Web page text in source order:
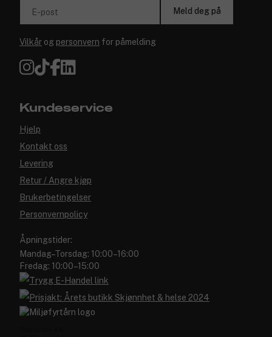
E-post Meld deg på
Vilkår og personvern for påmelding
Kundeservice
Hjelp
Kontakt oss
Levering
Retur / Angre kjøp
Brukerbetingelser
Personvernpolicy
Åpningstider:
Mandag–Torsdag: 10:00–16:00
Fredag: 10:00–15:00